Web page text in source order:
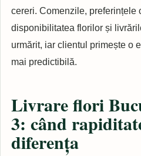
cereri. Comenzile, preferințele
disponibilitatea florilor și
urmărit, iar clientul primește o
mai predictibilă.
Livrare flori
3: când
diferența